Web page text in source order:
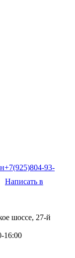
+7(925)804-93-
Написать в
шоссе, 27-й
16:00